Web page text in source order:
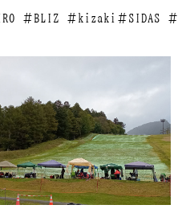
＃BLIZ ＃kizaki＃SIDAS